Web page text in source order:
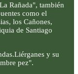
Rañada", también
como el
los Cañones,
de Santiago
y su
pez".